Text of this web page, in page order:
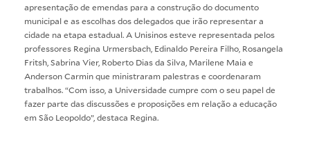
apresentação de emendas para a construção do documento
municipal e as escolhas dos delegados que irão representar a
cidade na etapa estadual. A Unisinos esteve representada pelos
professores Regina Urmersbach, Edinaldo Pereira Filho, Rosangela
Fritsh, Sabrina Vier, Roberto Dias da Silva, Marilene Maia e
Anderson Carmin que ministraram palestras e coordenaram
trabalhos. “Com isso, a Universidade cumpre com o seu papel de
fazer parte das discussões e proposições em relação a educação
em São Leopoldo”, destaca Regina.